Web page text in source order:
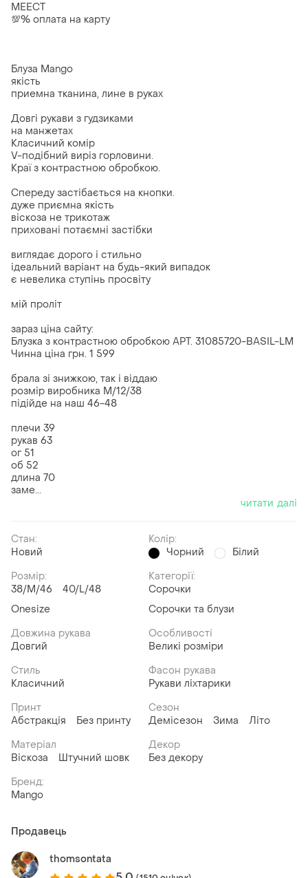
МЕЕСТ
💯% оплата на карту
Блуза Mango
якість
приемна тканина, лине в руках
Довгі рукави з гудзиками
на манжетах
Класичний комір
V-подібний виріз горловини.
Краї з контрастною обробкою.
Спереду застібається на кнопки.
дуже приємна якість
віскоза не трикотаж
приховані потаємні застібки
виглядає дорого і стильно
ідеальний варіант на будь-який випадок
є невелика ступінь просвіту
мій проліт
зараз ціна сайту:
Блузка з контрастною обробкою APT. 31085720-BASIL-LM
Чинна ціна грн. 1 599
брала зі знижкою, так і віддаю
розмір виробника М/12/38
підійде на наш 46-48
плечи 39
рукав 63
ог 51
об 52
длина 70
заме...
читати далі
Стан:
Новий
Колір:
Чорний
Білий
Розмір:
38/M/46
40/L/48
Onesize
Категорії:
Сорочки
Сорочки та блузи
Довжина рукава
Довгий
Особливості
Великі розміри
Стиль
Класичний
Фасон рукава
Рукави ліхтарики
Принт
Абстракція
Без принту
Сезон
Демісезон
Зима
Літо
Матеріал
Віскоза
Штучний шовк
Декор
Без декору
Бренд:
Mango
Продавець
thomsontata